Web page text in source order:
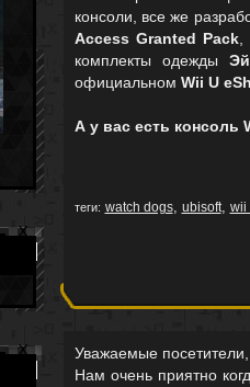
консоли, все же
Access Granted Pack,
комплекты одежды
официальном Wii U
А у вас есть консоль
теги: watch dogs, ubisoft, wii
Уважаемые посетители,
Нам очень приятно